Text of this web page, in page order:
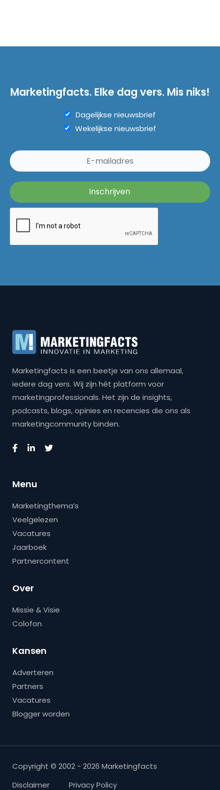
Marketingfacts. Elke dag vers. Mis niks!
Dagelijkse nieuwsbrief
Wekelijkse nieuwsbrief
Marketingfacts is een beetje van ons allemaal,
iedere dag vers. Wij zijn hét platform voor
marketingprofessionals. Het zijn de insights,
podcasts, blogs, opinies en recencies die ons als
marketingcommunity binden.
Menu
Marketingthema’s
Veelgelezen
Vacatures
Jaarboek
Partnercontent
Over
Missie & Visie
Colofon
Kansen
Adverteren
Partners
Vacatures
Blogger worden
Copyright © 2002 - 2026 Marketingfacts
Disclaimer
Privacy Policy